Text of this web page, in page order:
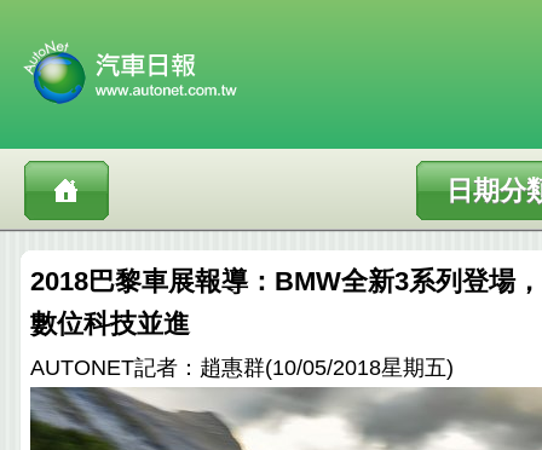
日期分
2018巴黎車展報導：BMW全新3系列登場
數位科技並進
AUTONET記者：趙惠群(10/05/2018星期五)